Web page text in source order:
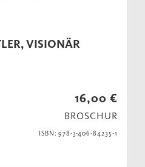
VISIONÄR
16,00 €
BROSCHUR
ISBN: 978-3-406-84235-1